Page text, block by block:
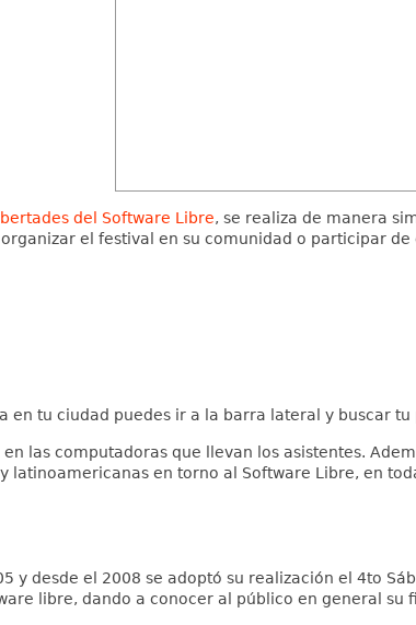
del Software Libre, se realiza de manera
el festival en su comunidad o participar
en tu ciudad puedes ir a la barra lateral y buscar
en las computadoras que llevan los asistentes.
latinoamericanas en torno al Software Libre, en
y desde el 2008 se adoptó su realización el 4to
libre, dando a conocer al público en general su